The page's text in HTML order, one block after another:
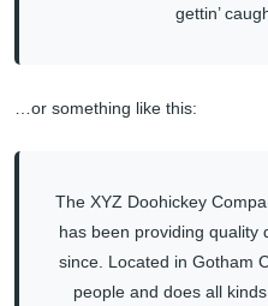
gettin’
…or something like this:
The XYZ Doohickey
has been providing quality
since. Located in Gotham
people and does all